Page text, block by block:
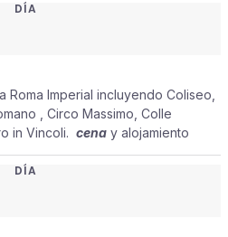
DÍA
Roma Imperial incluyendo Coliseo,
, Circo Massimo, Colle
in Vincoli. cena y alojamiento
DÍA